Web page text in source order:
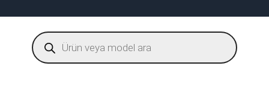
Products
search